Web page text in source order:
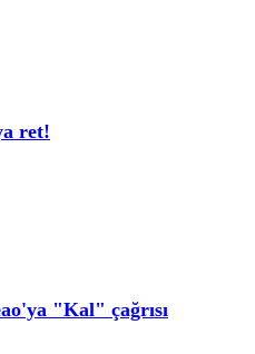
ret!
"Kal" çağrısı